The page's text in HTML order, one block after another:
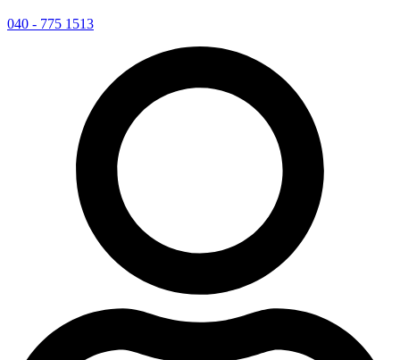
040 - 775 1513